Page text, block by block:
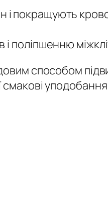
і покращують
поліпшенню
способом